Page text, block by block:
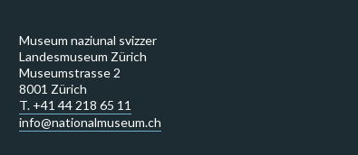
Museum naziunal svizzer
Landesmuseum Zürich
Museumstrasse 2
8001 Zürich
T. +41 44 218 65 11
info@nationalmuseum.ch